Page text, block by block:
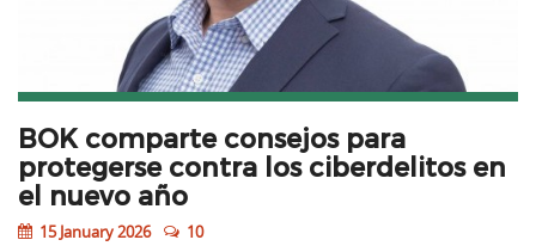
BOK comparte consejos para
protegerse contra los ciberdelitos en
el nuevo año
15 January 2026
10